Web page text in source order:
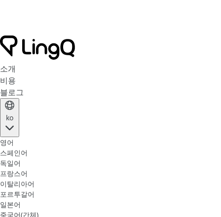
소개
비용
블로그
ko
영어
스페인어
독일어
프랑스어
이탈리아어
포르투갈어
일본어
중국어(간체)